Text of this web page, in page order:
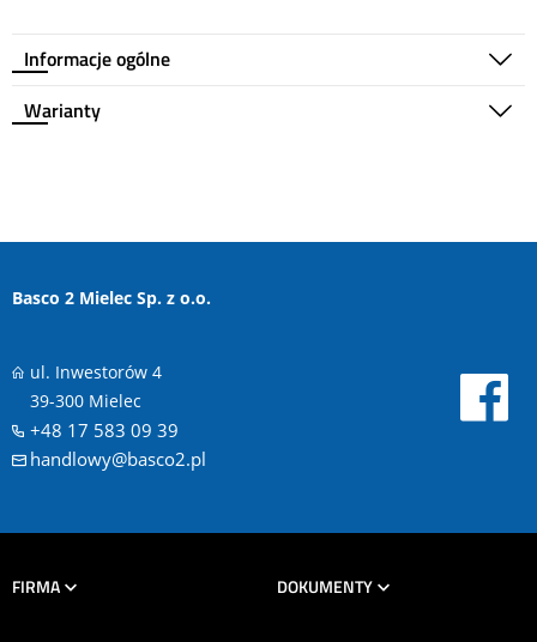
Informacje ogólne
Warianty
Basco 2 Mielec Sp. z o.o.
ul. Inwestorów 4
39-300 Mielec
+48 17 583 09 39
handlowy@basco2.pl
FIRMA DOKUMENTY